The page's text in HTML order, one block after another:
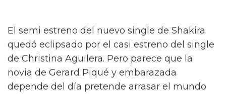
El semi estreno del nuevo single de Shakira
quedó eclipsado por el casi estreno del single
de Christina Aguilera. Pero parece que la
novia de Gerard Piqué y embarazada
depende del día pretende arrasar el mundo